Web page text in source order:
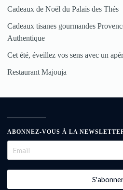
Cadeaux de Noël du Palais des Thés
Cadeaux tisanes gourmandes
Authentique
Cet été, éveillez vos sens avec un
Restaurant Majouja
ABONNEZ-VOUS À LA